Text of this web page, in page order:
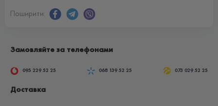
Поширити:
Замовляйте за телефонами
095 229 52 25 068 139 52 25 073 029 52 25
Доставка